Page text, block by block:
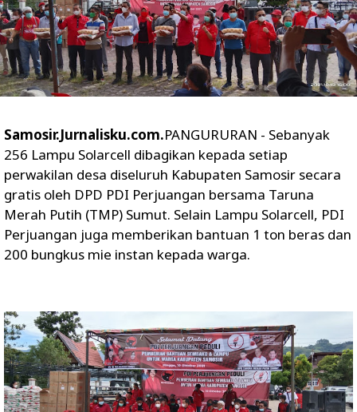
Samosir.Jurnalisku.com.PANGURURAN - Sebanyak
256 Lampu Solarcell dibagikan kepada setiap
perwakilan desa diseluruh Kabupaten Samosir secara
gratis oleh DPD PDI Perjuangan bersama Taruna
Merah Putih (TMP) Sumut. Selain Lampu Solarcell, PDI
Perjuangan juga memberikan bantuan 1 ton beras dan
200 bungkus mie instan kepada warga.